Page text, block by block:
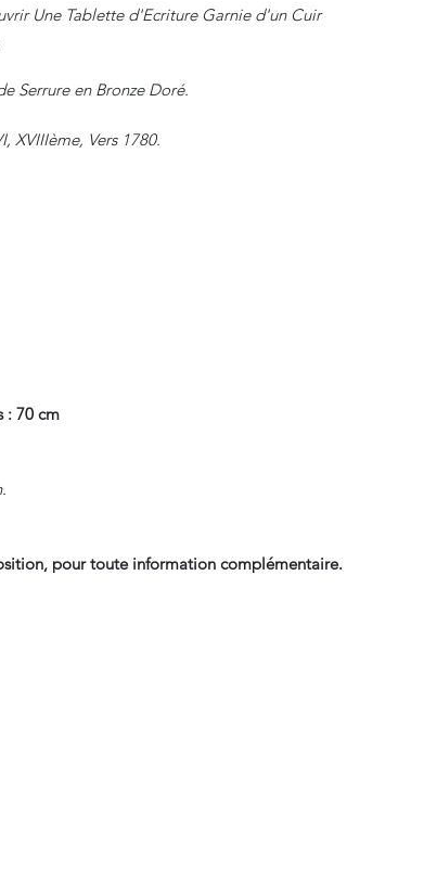
Une Tablette d'Ecriture Garnie d'un Cuir
Serrure en Bronze Doré.
XVIIIème, Vers 1780.
: 70 cm
pour toute information complémentaire.